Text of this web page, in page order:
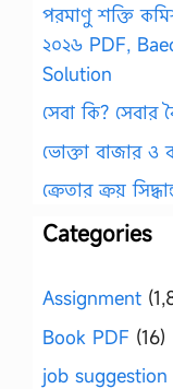
পরমাণু শক্তি
২০২৬ PDF,
Solution
সেবা কি? সেবার
ভোক্তা বাজার ও
ক্রেতার ক্রয়
Categories
Assignment
Book PDF (16)
job suggestion